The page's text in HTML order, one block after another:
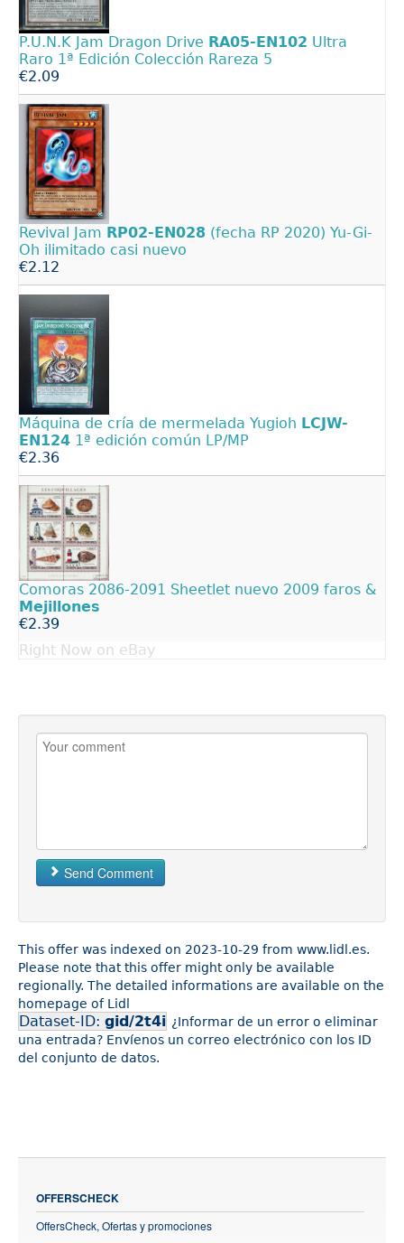
P.U.N.K Jam Dragon Drive RA05-EN102 Ultra
Raro 1ª Edición Colección Rareza 5
€2.09
Revival Jam RP02-EN028 (fecha RP 2020) Yu-Gi-
Oh ilimitado casi nuevo
€2.12
Máquina de cría de mermelada Yugioh LCJW-
EN124 1ª edición común LP/MP
€2.36
Comoras 2086-2091 Sheetlet nuevo 2009 faros &
Mejillones
€2.39
Right Now on eBay
Send Comment
This offer was indexed on 2023-10-29 from www.lidl.es.
Please note that this offer might only be available
regionally. The detailed informations are available on the
homepage of Lidl
Dataset-ID: gid/2t4i ¿Informar de un error o eliminar
una entrada? Envíenos un correo electrónico con los ID
del conjunto de datos.
OFFERSCHECK
OffersCheck, Ofertas y promociones